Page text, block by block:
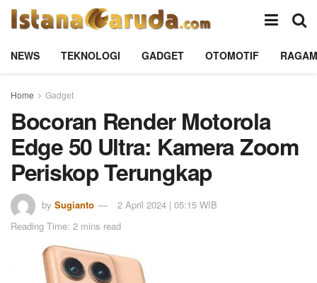
NEWS TEKNOLOGI GADGET OTOMOTIF RAGAM
Home Gadget
Bocoran Render Motorola
Edge 50 Ultra: Kamera Zoom
Periskop Terungkap
by Sugianto
2 April 2024 | 05:15 WIB
Reading Time: 2 mins read